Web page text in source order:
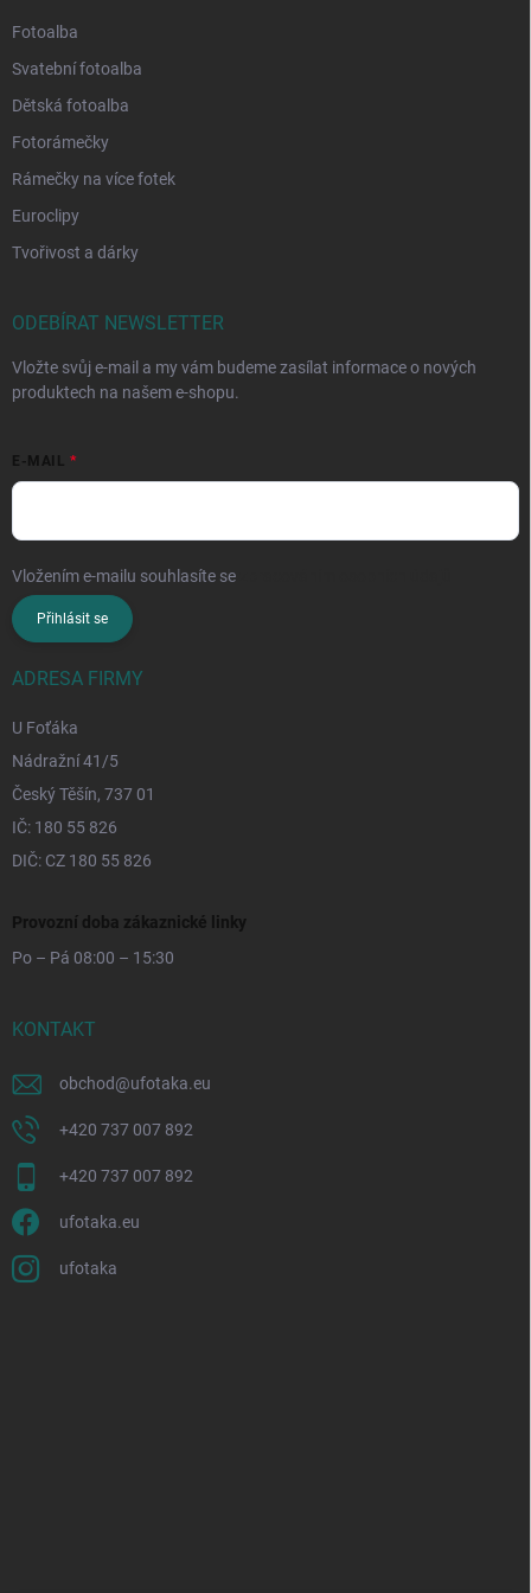
Fotoalba
Svatební fotoalba
Dětská fotoalba
Fotorámečky
Rámečky na více fotek
Euroclipy
Tvořivost a dárky
ODEBÍRAT NEWSLETTER
Vložte svůj e-mail a my vám budeme zasílat informace o nových
produktech na našem e-shopu.
E-MAIL
Vložením e-mailu souhlasíte se
Přihlásit se
ADRESA FIRMY
U Foťáka
Nádražní 41/5
Český Těšín, 737 01
IČ: 180 55 826
DIČ: CZ 180 55 826
Provozní doba zákaznické linky
Po – Pá 08:00 – 15:30
KONTAKT
obchod@ufotaka.eu
+420 737 007 892
+420 737 007 892
ufotaka.eu
ufotaka